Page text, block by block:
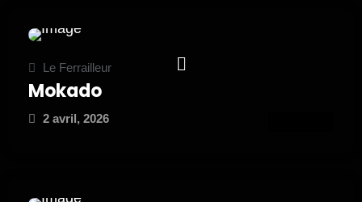
Le Ferrailleur
Mokado
2 avril, 2026